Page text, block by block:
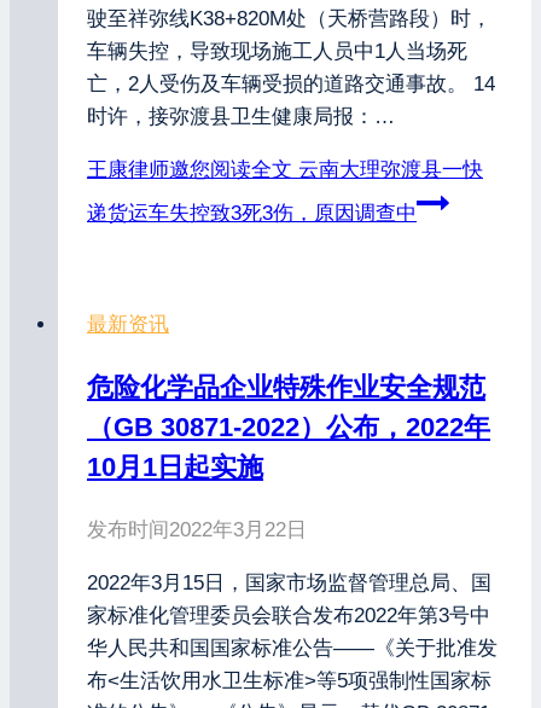
驶至祥弥线K38+820M处（天桥营路段）时，
车辆失控，导致现场施工人员中1人当场死
亡，2人受伤及车辆受损的道路交通事故。 14
时许，接弥渡县卫生健康局报：…
王康律师邀您阅读全文 云南大理弥渡县一快
递货运车失控致3死3伤，原因调查中
最新资讯
危险化学品企业特殊作业安全规范
（GB 30871-2022）公布，2022年
10月1日起实施
发布时间2022年3月22日
2022年3月15日，国家市场监督管理总局、国
家标准化管理委员会联合发布2022年第3号中
华人民共和国国家标准公告——《关于批准发
布<生活饮用水卫生标准>等5项强制性国家标